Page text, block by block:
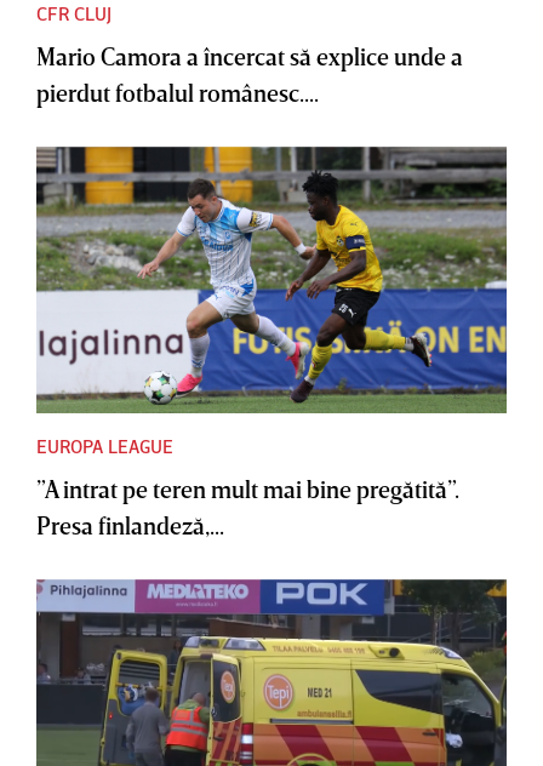
CFR CLUJ
Mario Camora a încercat să explice unde a
pierdut fotbalul românesc....
EUROPA LEAGUE
”A intrat pe teren mult mai bine pregătită”.
Presa finlandeză,...